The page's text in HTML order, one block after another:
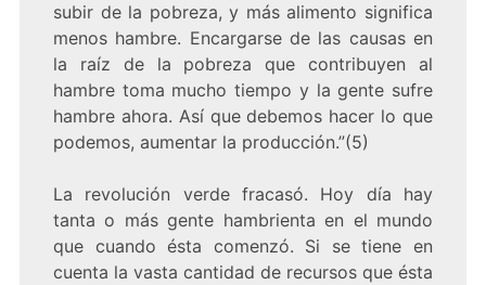
subir de la pobreza, y más alimento significa
menos hambre. Encargarse de las causas en
la raíz de la pobreza que contribuyen al
hambre toma mucho tiempo y la gente sufre
hambre ahora. Así que debemos hacer lo que
podemos, aumentar la producción.”(5)
La revolución verde fracasó. Hoy día hay
tanta o más gente hambrienta en el mundo
que cuando ésta comenzó. Si se tiene en
cuenta la vasta cantidad de recursos que ésta